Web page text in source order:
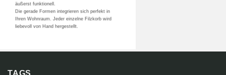
äußerst funktionell.
Die gerade Formen integrieren sich perfekt in
Ihren Wohnraum. Jeder einzelne Filzkorb wird
liebevoll von Hand hergestellt.
TAGS